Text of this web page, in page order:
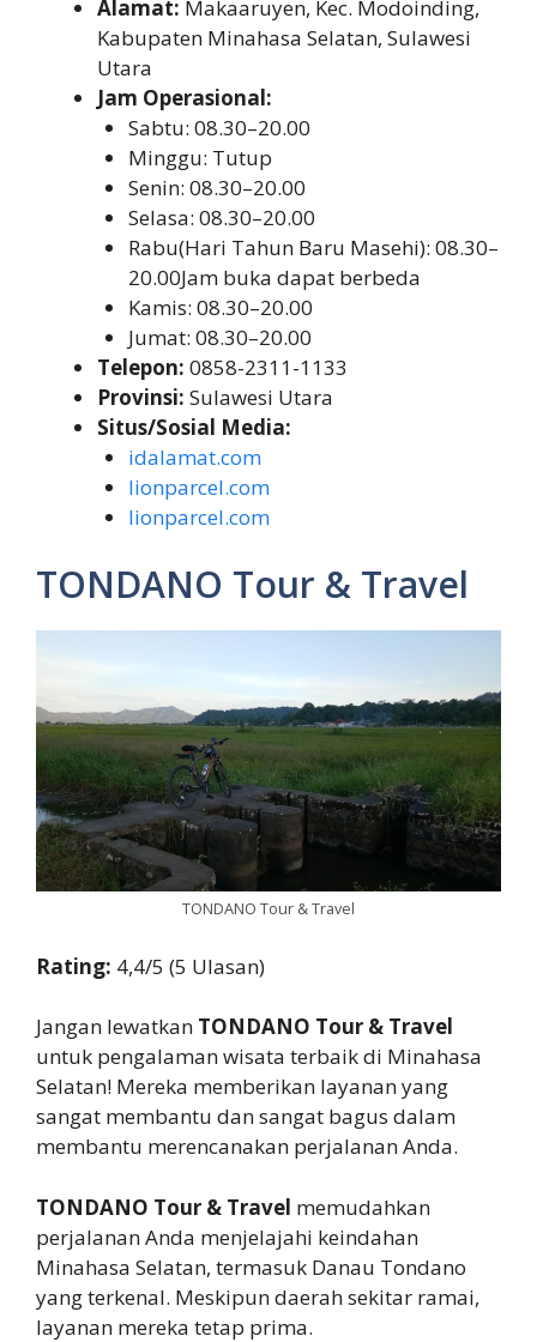
Alamat: Makaaruyen, Kec. Modoinding,
Kabupaten Minahasa Selatan, Sulawesi
Utara
Jam Operasional:
Sabtu: 08.30–20.00
Minggu: Tutup
Senin: 08.30–20.00
Selasa: 08.30–20.00
Rabu(Hari Tahun Baru Masehi): 08.30–
20.00Jam buka dapat berbeda
Kamis: 08.30–20.00
Jumat: 08.30–20.00
Telepon: 0858-2311-1133
Provinsi: Sulawesi Utara
Situs/Sosial Media:
idalamat.com
lionparcel.com
lionparcel.com
TONDANO Tour & Travel
TONDANO Tour & Travel
Rating: 4,4/5 (5 Ulasan)
Jangan lewatkan TONDANO Tour & Travel
untuk pengalaman wisata terbaik di Minahasa
Selatan! Mereka memberikan layanan yang
sangat membantu dan sangat bagus dalam
membantu merencanakan perjalanan Anda.
TONDANO Tour & Travel memudahkan
perjalanan Anda menjelajahi keindahan
Minahasa Selatan, termasuk Danau Tondano
yang terkenal. Meskipun daerah sekitar ramai,
layanan mereka tetap prima.